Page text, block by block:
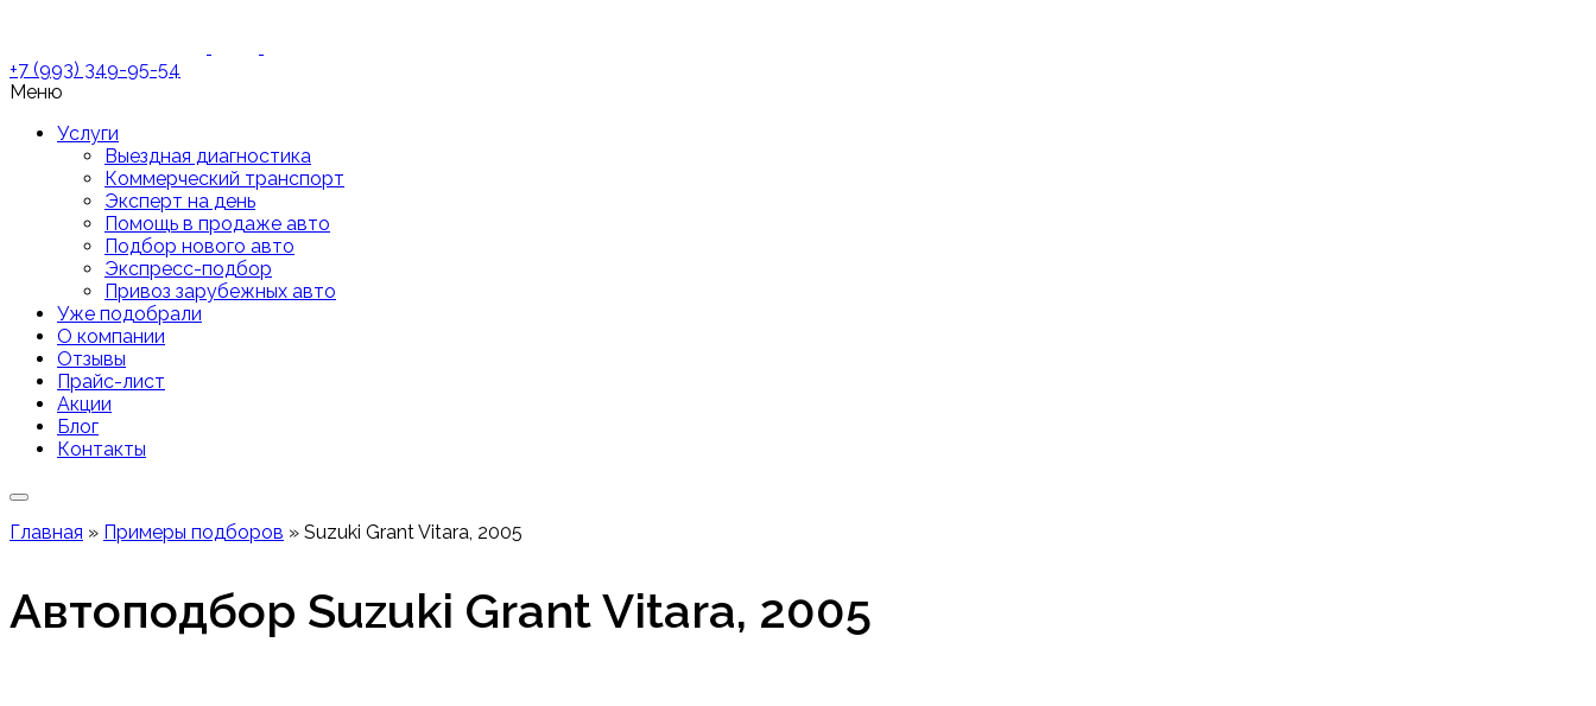
+7 (993) 349-95-54
Меню
Услуги
Выездная диагностика
Коммерческий транспорт
Эксперт на день
Помощь в продаже авто
Подбор нового авто
Экспресс-подбор
Привоз зарубежных авто
Уже подобрали
О компании
Отзывы
Прайс-лист
Акции
Блог
Контакты
Главная » Примеры подборов » Suzuki Grant Vitara, 2005
Автоподбор Suzuki Grant Vitara, 2005